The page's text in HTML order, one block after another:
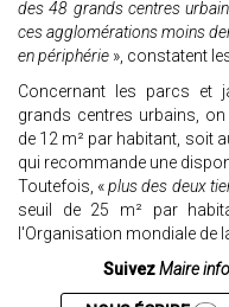
des 48 grands centres
ces agglomérations moins
en périphérie », constatent
Concernant les parcs et
grands centres urbains,
de 12 m² par habitant, soit
qui recommande une
Toutefois, «plus des deux
seuil de 25 m² par
l'Organisation mondiale de
SuivezMaire info